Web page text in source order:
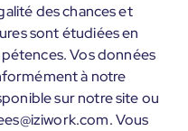
des chances et
sont étudiées en
Vos données
à notre
sur notre site ou
Vous